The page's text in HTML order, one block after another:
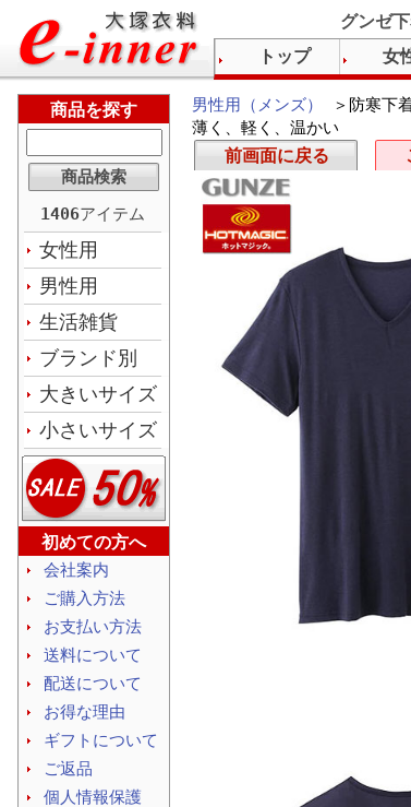
グンゼ
男性用（メンズ） ＞防寒下
薄く、軽く、温かい
前画面に戻る
商品を探す
1406アイテム
女性用
男性用
生活雑貨
ブランド別
大きいサイズ
小さいサイズ
初めての方へ
会社案内
ご購入方法
お支払い方法
送料について
配送について
お得な理由
ギフトについて
ご返品
個人情報保護
トップ 女